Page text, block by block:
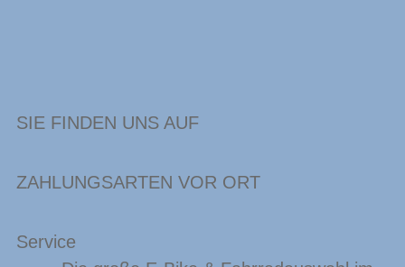
SIE FINDEN UNS AUF
ZAHLUNGSARTEN VOR ORT
Service